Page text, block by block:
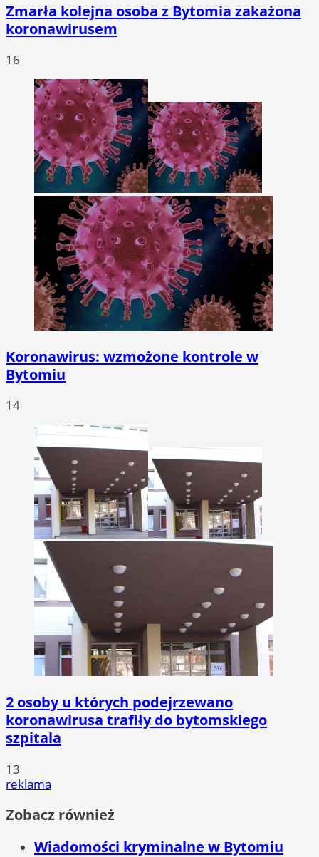
Zmarła kolejna osoba z Bytomia zakażona
koronawirusem
16
Koronawirus: wzmożone kontrole w
Bytomiu
14
2 osoby u których podejrzewano
koronawirusa trafiły do bytomskiego
szpitala
13
reklama
Zobacz również
Wiadomości kryminalne w Bytomiu